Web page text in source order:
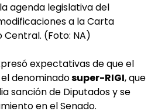
agenda legislativa del
a la Carta
Central. (Foto: NA)
expectativas de que el
denominadosuper-RIGI, que
sanción de Diputados y se
en el Senado.